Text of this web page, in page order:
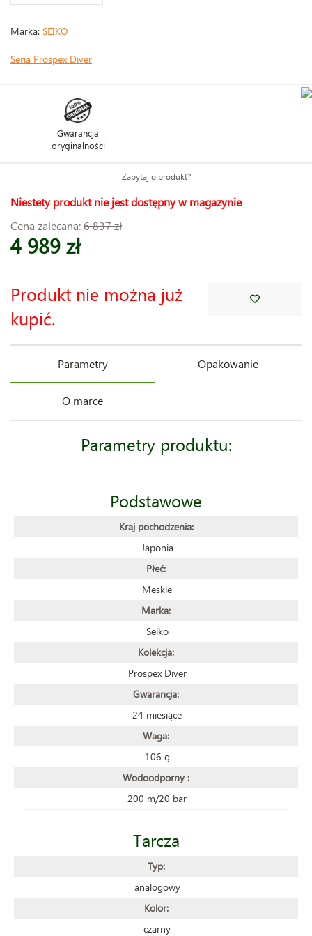
Marka: SEIKO
Seria Prospex Diver
Gwarancja
oryginalności
Zapytaj o produkt?
Niestety produkt nie jest dostępny w magazynie
Cena zalecana:6 837 zł
4 989 zł
Produkt nie można już
kupić.
Parametry Opakowanie
O marce
Parametry produktu:
Podstawowe
Kraj pochodzenia:
Japonia
Płeć:
Meskie
Marka:
Seiko
Kolekcja:
Prospex Diver
Gwarancja:
24 miesiące
Waga:
106 g
Wodoodporny :
200 m/20 bar
Tarcza
Typ:
analogowy
Kolor:
czarny